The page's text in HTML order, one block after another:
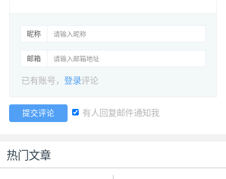
昵称
邮箱
已有账号，登录评论
提交评论 有人回复邮件通知我
热门文章